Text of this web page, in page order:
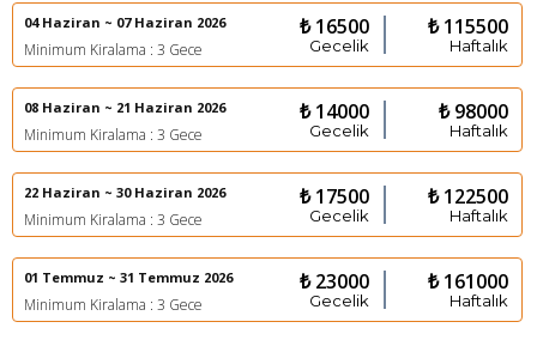
04 Haziran ~ 07 Haziran 2026
Minimum Kiralama : 3 Gece
₺ 16500
Gecelik
₺ 115500
Haftalık
08 Haziran ~ 21 Haziran 2026
Minimum Kiralama : 3 Gece
₺ 14000
Gecelik
₺ 98000
Haftalık
22 Haziran ~ 30 Haziran 2026
Minimum Kiralama : 3 Gece
₺ 17500
Gecelik
₺ 122500
Haftalık
01 Temmuz ~ 31 Temmuz 2026
Minimum Kiralama : 3 Gece
₺ 23000
Gecelik
₺ 161000
Haftalık